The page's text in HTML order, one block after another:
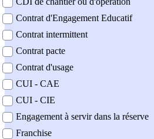
Contrat d'Engagement Educatif
Contrat intermittent
Contrat pacte
Contrat d'usage
CUI - CAE
CUI - CIE
Engagement à servir dans la réserve
Franchise